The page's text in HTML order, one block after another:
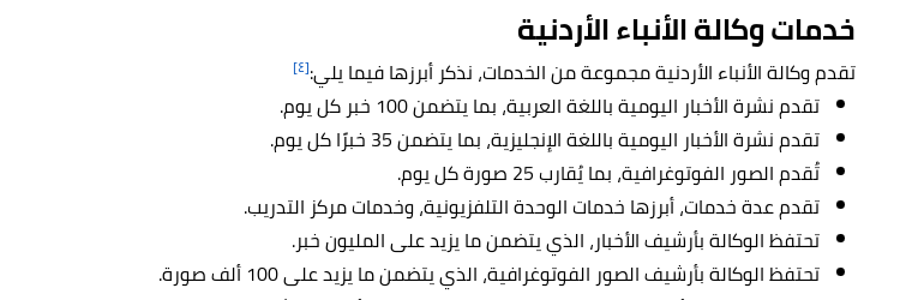
خدمات وكالة الأنباء الأردنية
تقدم وكالة الأنباء الأردنية مجموعة من الخدمات، نذكر أبرزها فيما يلي:[٤]
تقدم نشرة الأخبار اليومية باللغة العربية، بما يتضمن 100 خبر كل يوم.
تقدم نشرة الأخبار اليومية باللغة الإنجليزية، بما يتضمن 35 خبرًا كل يوم.
تُقدم الصور الفوتوغرافية، بما يُقارب 25 صورة كل يوم.
تقدم عدة خدمات، أبرزها خدمات الوحدة التلفزيونية، وخدمات مركز التدريب.
تحتفظ الوكالة بأرشيف الأخبار، الذي يتضمن ما يزيد على المليون خبر.
تحتفظ الوكالة بأرشيف الصور الفوتوغرافية، الذي يتضمن ما يزيد على 100 ألف صورة.